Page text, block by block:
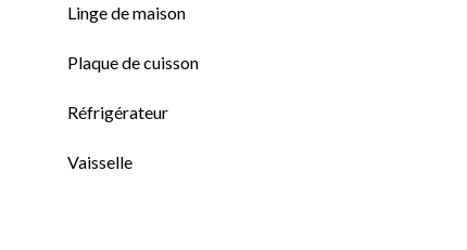
Linge de maison
Plaque de cuisson
Réfrigérateur
Vaisselle